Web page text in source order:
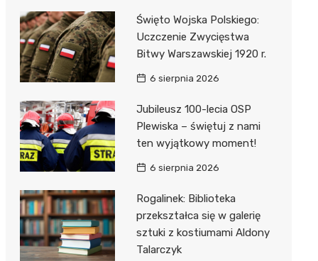
Święto Wojska Polskiego:
Uczczenie Zwycięstwa
Bitwy Warszawskiej 1920 r.
6 sierpnia 2026
Jubileusz 100-lecia OSP
Plewiska – świętuj z nami
ten wyjątkowy moment!
6 sierpnia 2026
Rogalinek: Biblioteka
przekształca się w galerię
sztuki z kostiumami Aldony
Talarczyk